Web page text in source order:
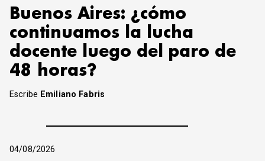
Buenos Aires: ¿cómo
continuamos la lucha
docente luego del paro de
48 horas?
Escribe Emiliano Fabris
04/08/2026